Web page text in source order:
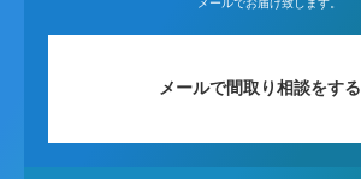
メールでお届け致します。
メールで間取り相談をする